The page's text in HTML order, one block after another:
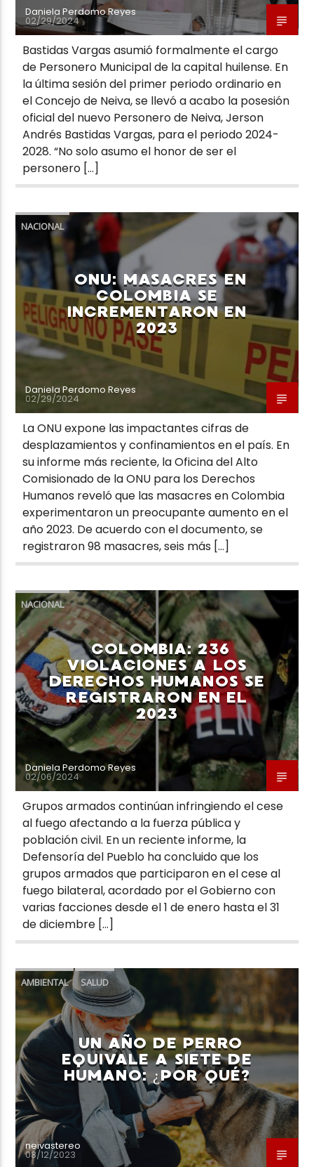
Daniela Perdomo Reyes
02/29/2024
Bastidas Vargas asumió formalmente el cargo
de Personero Municipal de la capital huilense. En
la última sesión del primer periodo ordinario en
el Concejo de Neiva, se llevó a acabo la posesión
oficial del nuevo Personero de Neiva, Jerson
Andrés Bastidas Vargas, para el periodo 2024-
2028. “No solo asumo el honor de ser el
personero […]
NACIONAL
ONU: MASACRES EN
COLOMBIA SE
INCREMENTARON EN
2023
Daniela Perdomo Reyes
02/29/2024
La ONU expone las impactantes cifras de
desplazamientos y confinamientos en el país. En
su informe más reciente, la Oficina del Alto
Comisionado de la ONU para los Derechos
Humanos reveló que las masacres en Colombia
experimentaron un preocupante aumento en el
año 2023. De acuerdo con el documento, se
registraron 98 masacres, seis más […]
NACIONAL
COLOMBIA: 236
VIOLACIONES A LOS
DERECHOS HUMANOS SE
REGISTRARON EN EL
2023
Daniela Perdomo Reyes
02/06/2024
Grupos armados continúan infringiendo el cese
al fuego afectando a la fuerza pública y
población civil. En un reciente informe, la
Defensoría del Pueblo ha concluido que los
grupos armados que participaron en el cese al
fuego bilateral, acordado por el Gobierno con
varias facciones desde el 1 de enero hasta el 31
de diciembre […]
AMBIENTAL SALUD
UN AÑO DE PERRO
EQUIVALE A SIETE DE
HUMANO: ¿POR QUÉ?
neivastereo
08/12/2023